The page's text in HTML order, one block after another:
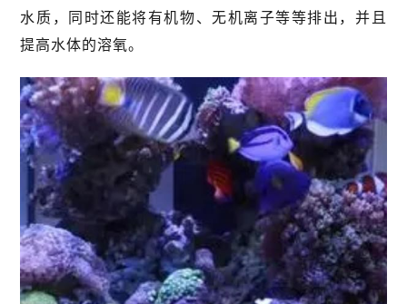
水质，同时还能将有机物、无机离子等等排出，并且
提高水体的溶氧。